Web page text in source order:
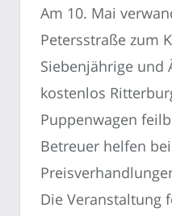
Am 10. Mai
Petersstraße zum
Siebenjährige und
kostenlos
Puppenwagen
Betreuer helfen
Die Veranstaltung